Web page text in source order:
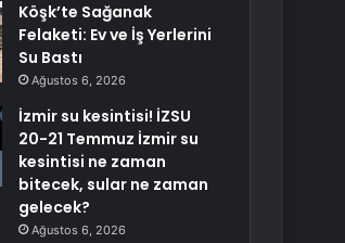
Köşk’te Sağanak
Felaketi: Ev ve İş Yerlerini
Su Bastı
Ağustos 6, 2026
İzmir su kesintisi! İZSU
20-21 Temmuz İzmir su
kesintisi ne zaman
bitecek, sular ne zaman
gelecek?
Ağustos 6, 2026